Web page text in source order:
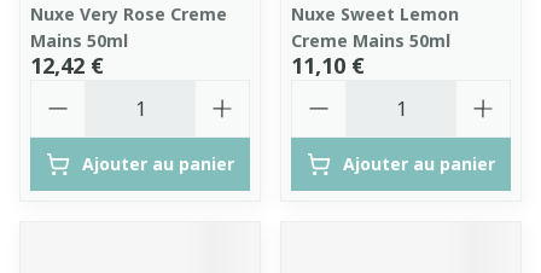
Nuxe Very Rose Creme
Mains 50ml
12,42 €
Ajouter au panier
Nuxe Sweet Lemon
Creme Mains 50ml
11,10 €
Ajouter au panier